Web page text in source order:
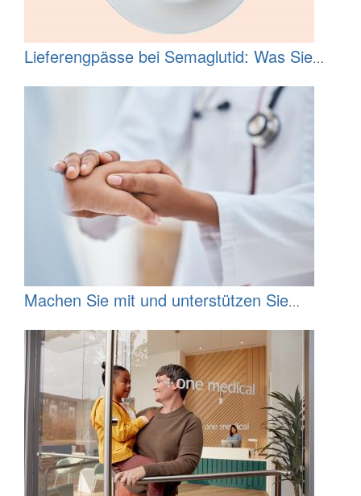
Lieferengpässe bei Semaglutid: Was Sie
Machen Sie mit und unterstützen Sie
ehrenamtlich